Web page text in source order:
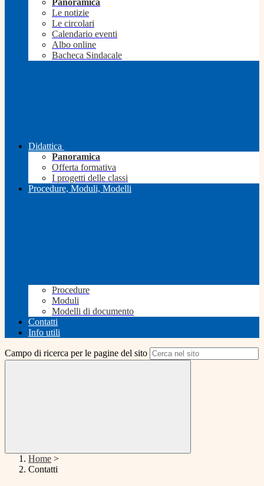
Panoramica
Le notizie
Le circolari
Calendario eventi
Albo online
Bacheca Sindacale
Didattica
Panoramica
Offerta formativa
I progetti delle classi
Procedure, Moduli, Modelli
Procedure
Moduli
Modelli di documento
Contatti
Info utili
Campo di ricerca per le pagine del sito
Home >
Contatti